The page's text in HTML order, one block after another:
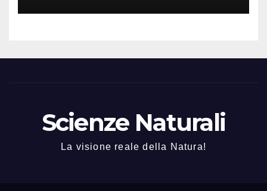
Scienze Naturali
La visione reale della Natura!